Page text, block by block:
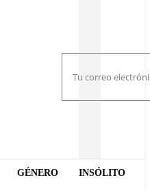
GÉNERO INSÓLITO